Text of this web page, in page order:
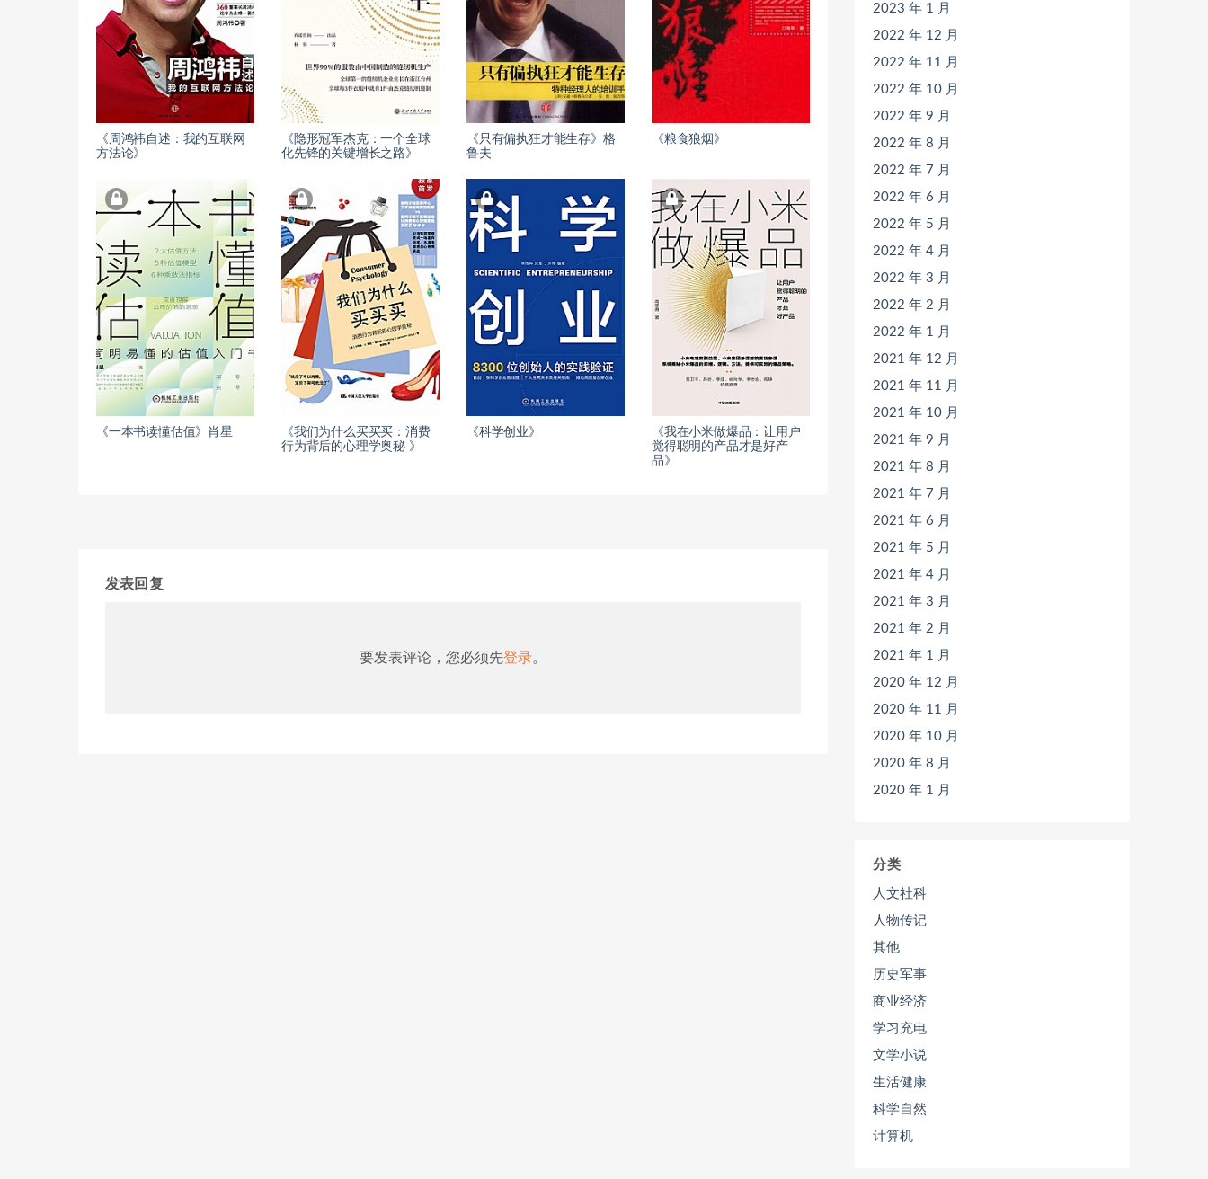
《周鸿祎自述：我的互联网
方法论》
《隐形冠军杰克：一个全球
化先锋的关键增长之路》
《只有偏执狂才能生存》格
鲁夫
《粮食狼烟》
《一本书读懂估值》肖星
《我们为什么买买买：消费
行为背后的心理学奥秘 》
《科学创业》
《我在小米做爆品：让用户
觉得聪明的产品才是好产
品》
发表回复
要发表评论，您必须先登录。
2023 年 1 月
2022 年 12 月
2022 年 11 月
2022 年 10 月
2022 年 9 月
2022 年 8 月
2022 年 7 月
2022 年 6 月
2022 年 5 月
2022 年 4 月
2022 年 3 月
2022 年 2 月
2022 年 1 月
2021 年 12 月
2021 年 11 月
2021 年 10 月
2021 年 9 月
2021 年 8 月
2021 年 7 月
2021 年 6 月
2021 年 5 月
2021 年 4 月
2021 年 3 月
2021 年 2 月
2021 年 1 月
2020 年 12 月
2020 年 11 月
2020 年 10 月
2020 年 8 月
2020 年 1 月
分类
人文社科
人物传记
其他
历史军事
商业经济
学习充电
文学小说
生活健康
科学自然
计算机